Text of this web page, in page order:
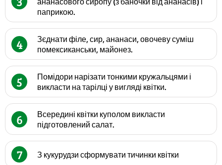
паприкою.
4
Зєднати філе, сир, ананаси, овочеву суміш
помексиканськи, майонез.
5
Помідори нарізати тонкими кружальцями і
викласти на тарілці у вигляді квітки.
6
Всередині квітки куполом викласти
підготовлений салат.
7 З кукурудзи сформувати тичинки квітки